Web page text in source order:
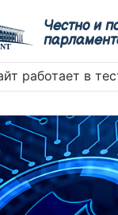
Честно и
работает в